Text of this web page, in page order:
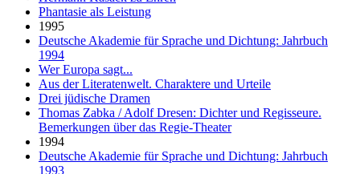
Phantasie als Leistung
1995
Deutsche Akademie für Sprache und Dichtung: Jahrbuch
1994
Wer Europa sagt...
Aus der Literatenwelt. Charaktere und Urteile
Drei jüdische Dramen
Thomas Zabka / Adolf Dresen: Dichter und Regisseure.
Bemerkungen über das Regie-Theater
1994
Deutsche Akademie für Sprache und Dichtung: Jahrbuch
1993